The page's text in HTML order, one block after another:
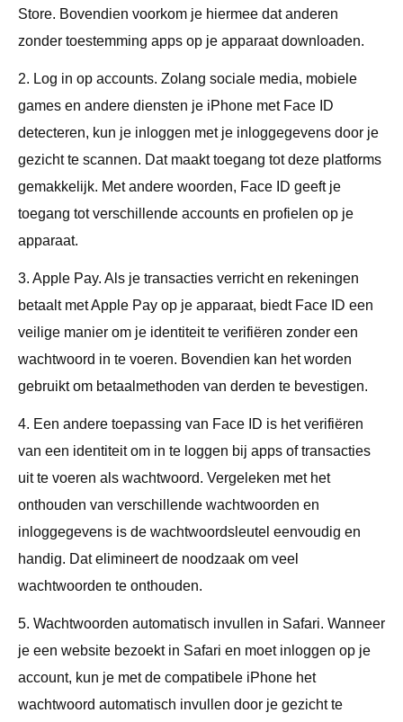
Store. Bovendien voorkom je hiermee dat anderen
zonder toestemming apps op je apparaat downloaden.
2. Log in op accounts. Zolang sociale media, mobiele
games en andere diensten je iPhone met Face ID
detecteren, kun je inloggen met je inloggegevens door je
gezicht te scannen. Dat maakt toegang tot deze platforms
gemakkelijk. Met andere woorden, Face ID geeft je
toegang tot verschillende accounts en profielen op je
apparaat.
3. Apple Pay. Als je transacties verricht en rekeningen
betaalt met Apple Pay op je apparaat, biedt Face ID een
veilige manier om je identiteit te verifiëren zonder een
wachtwoord in te voeren. Bovendien kan het worden
gebruikt om betaalmethoden van derden te bevestigen.
4. Een andere toepassing van Face ID is het verifiëren
van een identiteit om in te loggen bij apps of transacties
uit te voeren als wachtwoord. Vergeleken met het
onthouden van verschillende wachtwoorden en
inloggegevens is de wachtwoordsleutel eenvoudig en
handig. Dat elimineert de noodzaak om veel
wachtwoorden te onthouden.
5. Wachtwoorden automatisch invullen in Safari. Wanneer
je een website bezoekt in Safari en moet inloggen op je
account, kun je met de compatibele iPhone het
wachtwoord automatisch invullen door je gezicht te